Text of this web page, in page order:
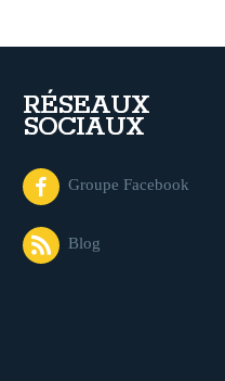
RÉSEAUX
SOCIAUX
Groupe Facebook
Blog